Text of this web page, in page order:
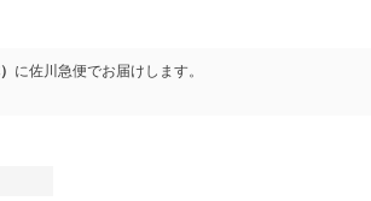
に佐川急便でお届けします。